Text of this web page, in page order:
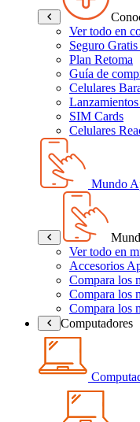
Ver todo en
Seguro
Plan Retoma
Guía de
Celulares
SIM Cards
Celulares
Mundo
Ver todo en
Accesorios
Compara los
Compara los
Compara los
Computadores